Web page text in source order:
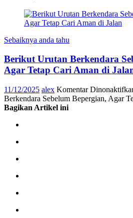
Sebaiknya anda tahu
Berikut Urutan Berkendara
Agar Tetap Cari Aman di
11/12/2025 alex Komentar
Berkendara Sebelum Bepergian, Agar
Bagikan Artikel ini